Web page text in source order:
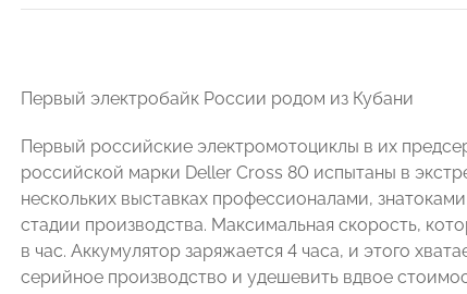
Первый электробайк России родом из Кубани
Первый российские электромотоциклы в их
российской марки Deller Cross 80 испытаны в
нескольких выставках профессионалами,
стадии производства. Максимальная скорость,
в час. Аккумулятор заряжается 4 часа, и этого
серийное производство и удешевить вдвое